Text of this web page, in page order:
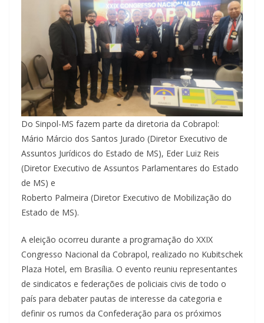
Do Sinpol-MS fazem parte da diretoria da Cobrapol:
Mário Márcio dos Santos Jurado (Diretor Executivo de
Assuntos Jurídicos do Estado de MS), Eder Luiz Reis
(Diretor Executivo de Assuntos Parlamentares do Estado
de MS) e
Roberto Palmeira (Diretor Executivo de Mobilização do
Estado de MS).
A eleição ocorreu durante a programação do XXIX
Congresso Nacional da Cobrapol, realizado no Kubitschek
Plaza Hotel, em Brasília. O evento reuniu representantes
de sindicatos e federações de policiais civis de todo o
país para debater pautas de interesse da categoria e
definir os rumos da Confederação para os próximos